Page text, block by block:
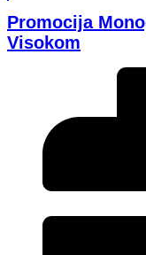
Promocija
Visokom